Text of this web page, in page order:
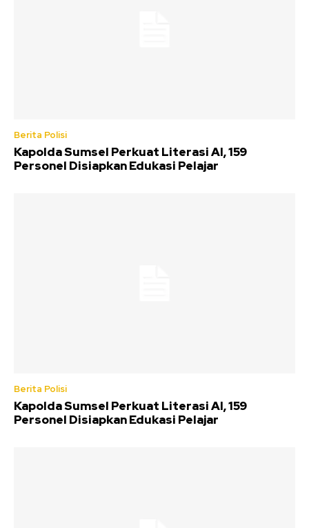
Berita Polisi
Kapolda Sumsel Perkuat Literasi AI, 159
Personel Disiapkan Edukasi Pelajar
Berita Polisi
Kapolda Sumsel Perkuat Literasi AI, 159
Personel Disiapkan Edukasi Pelajar